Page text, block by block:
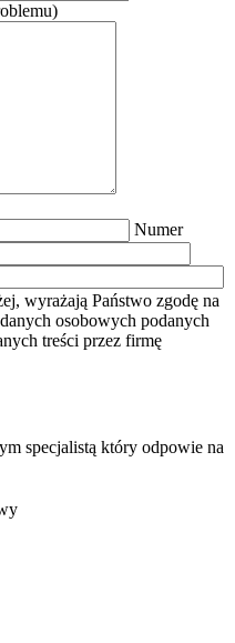
Numer
wyrażają Państwo zgodę na
osobowych podanych
treści przez firmę
specjalistą który odpowie na